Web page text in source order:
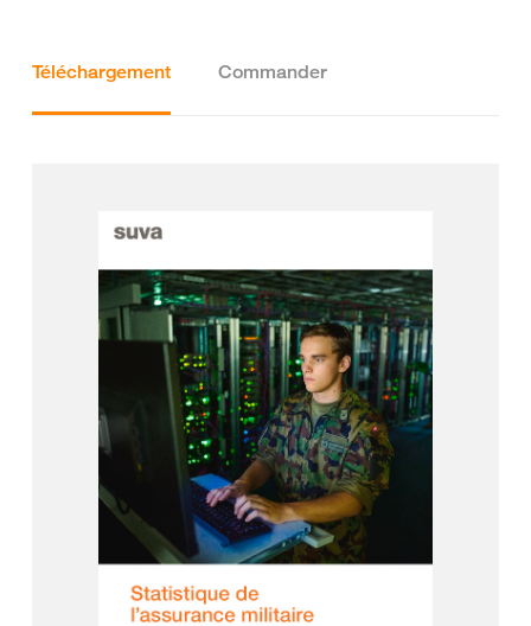
Téléchargement Commander